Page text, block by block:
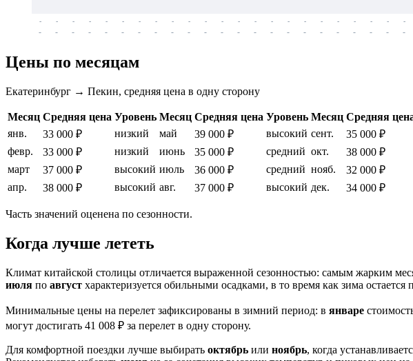
-
-
-
-
-
-
-
-
-
-
-
-
-
-
-
-
-
-
-
-
-
-
-
-
-
-
-
-
-
-
-
-
-
-
-
-
-
-
-
-
-
-
-
-
-
-
Цены по месяцам
Екатеринбург → Пекин, средняя цена в одну сторону
Месяц Средняя цена Уровень Месяц Средняя цена Уровень Месяц Средняя
янв.
33 000 ₽ низкий май 39 000 ₽ высокий сент. 35 000 ₽
февр.
33 000 ₽ низкий июнь 35 000 ₽ средний окт. 38 000 ₽
март
37 000 ₽ высокий июль 36 000 ₽ средний нояб. 32 000 ₽
апр.
38 000 ₽ высокий авг. 37 000 ₽ высокий дек. 34 000 ₽
Часть значений оценена по сезонности.
Когда лучше лететь
Климат китайской столицы отличается выраженной сезонностью: самым жарким
июля по август характеризуется обильными осадками, в то время как зима остается
Минимальные цены на перелет зафиксированы в зимний период: в январе
могут достигать 41 008 ₽ за перелет в одну сторону.
Для комфортной поездки лучше выбирать октябрь или ноябрь, когда